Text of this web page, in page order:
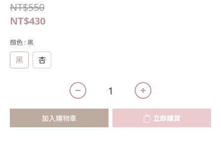
NT$550
NT$430
顏色 : 黑
黑 杏
加入購物車 立即購買